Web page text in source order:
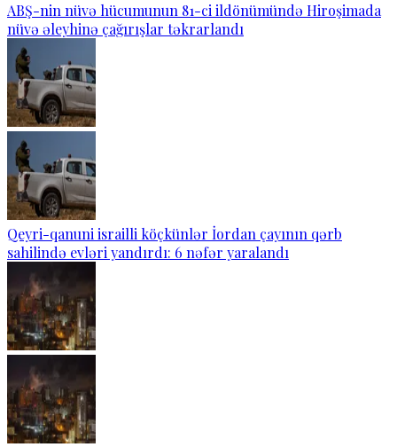
ABŞ-nin nüvə hücumunun 81-ci ildönümündə Hiroşimada
nüvə əleyhinə çağırışlar təkrarlandı
Qeyri-qanuni israilli köçkünlər İordan çayının qərb
sahilində evləri yandırdı: 6 nəfər yaralandı